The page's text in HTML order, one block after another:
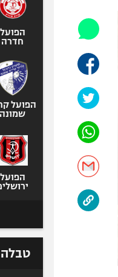
הפועל
חדרה
הפועל
שמונה
הפועל
טבלה